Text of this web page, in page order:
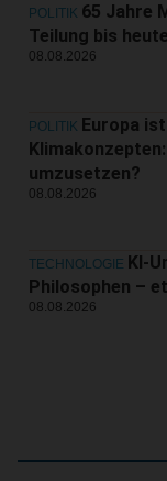
POLITIK 65 Jahre
Teilung bis
08.08.2026
POLITIK Europa
umzusetzen?
08.08.2026
TECHNOLOGIE KI-
Philosophen –
08.08.2026